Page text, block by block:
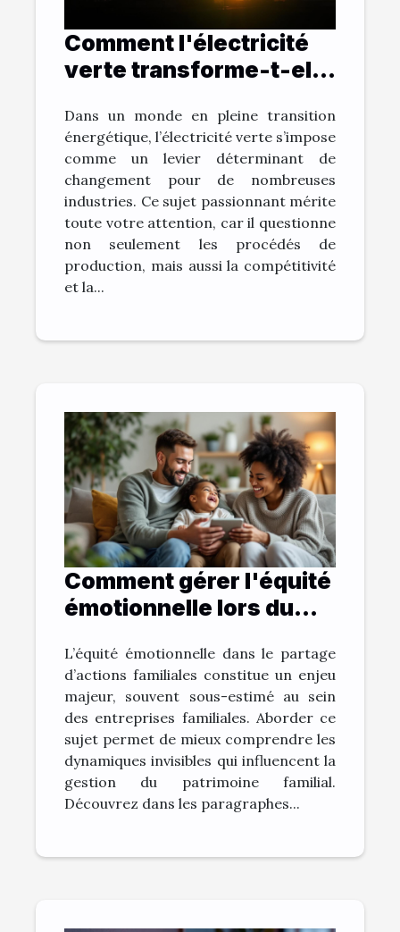
Comment l'électricité
verte transforme-t-elle
Dans un monde en pleine transition
énergétique, l’électricité verte s’impose
comme un levier déterminant de
changement pour de nombreuses
industries. Ce sujet passionnant mérite
toute votre attention, car il questionne
non seulement les procédés de
production, mais aussi la compétitivité
et la...
Comment gérer l'équité
émotionnelle lors du
familiales ?
L’équité émotionnelle dans le partage
d’actions familiales constitue un enjeu
majeur, souvent sous-estimé au sein
des entreprises familiales. Aborder ce
sujet permet de mieux comprendre les
dynamiques invisibles qui influencent la
gestion du patrimoine familial.
Découvrez dans les paragraphes...